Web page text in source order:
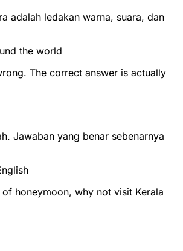
adalah ledakan warna, suara, dan
the world
The correct answer is actually
Jawaban yang benar sebenarnya
honeymoon, why not visit Kerala